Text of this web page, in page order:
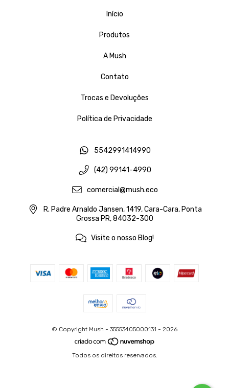
Início
Produtos
A Mush
Contato
Trocas e Devoluções
Política de Privacidade
5542991414990
(42) 99141-4990
comercial@mush.eco
R. Padre Arnaldo Jansen, 1419, Cara-Cara, Ponta
Grossa PR, 84032-300
Visite o nosso Blog!
© Copyright Mush - 35553405000131 - 2026
Todos os direitos reservados.